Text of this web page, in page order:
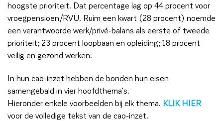
hoogste prioriteit. Dat percentage lag op 44 procent voor
vroegpensioen/RVU. Ruim een kwart (28 procent) noemde
een verantwoorde werk/privé-balans als eerste of tweede
prioriteit; 23 procent loopbaan en opleiding; 18 procent
veilig en gezond werken.
In hun cao-inzet hebben de bonden hun eisen
samengebald in vier hoofdthema’s.
Hieronder enkele voorbeelden bij elk thema. KLIK HIER
voor de volledige tekst van de cao-inzet.